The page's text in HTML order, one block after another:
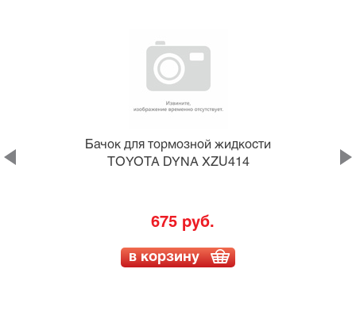
Бачок для тормозной жидкости
TOYOTA DYNA XZU414
675 руб.
в корзину